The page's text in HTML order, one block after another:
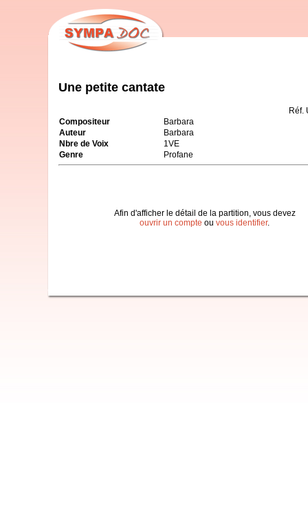
Une petite cantate
Réf.
Compositeur
Barbara
Auteur
Barbara
Nbre de Voix
1VE
Genre
Profane
Afin d'afficher le détail de la partition, vous devez
ouvrir un compte ou vous identifier.